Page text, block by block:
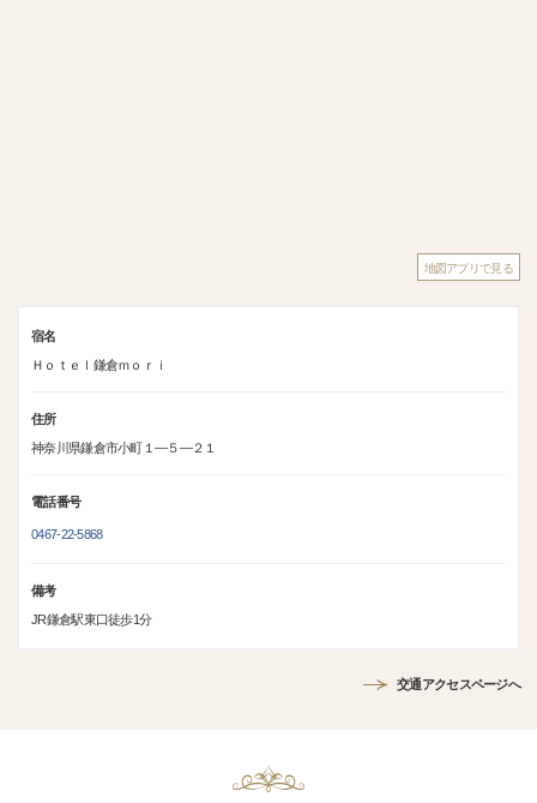
地図アプリで見る
宿名
Ｈｏｔｅｌ鎌倉ｍｏｒｉ
住所
神奈川県鎌倉市小町１―５―２１
電話番号
0467-22-5868
備考
JR鎌倉駅東口徒歩1分
交通アクセスページへ